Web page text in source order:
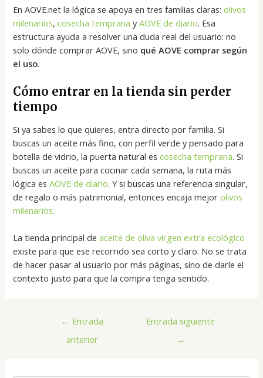
En AOVE.net la lógica se apoya en tres familias claras:olivos
milenarios,cosecha temprana yAOVE de diario. Esa
estructura ayuda a resolver una duda real del usuario: no
solo dónde comprar AOVE, sino qué AOVE comprar según
el uso.
Cómo entrar en la tienda sin perder
tiempo
Si ya sabes lo que quieres, entra directo por familia. Si
buscas un aceite más fino, con perfil verde y pensado para
botella de vidrio, la puerta natural escosecha temprana. Si
buscas un aceite para cocinar cada semana, la ruta más
lógica esAOVE de diario. Y si buscas una referencia singular,
de regalo o más patrimonial, entonces encaja mejorolivos
milenarios.
La tienda principal deaceite de oliva virgen extra ecológico
existe para que ese recorrido sea corto y claro. No se trata
de hacer pasar al usuario por más páginas, sino de darle el
contexto justo para que la compra tenga sentido.
← Entrada
anterior
Entrada siguiente
→